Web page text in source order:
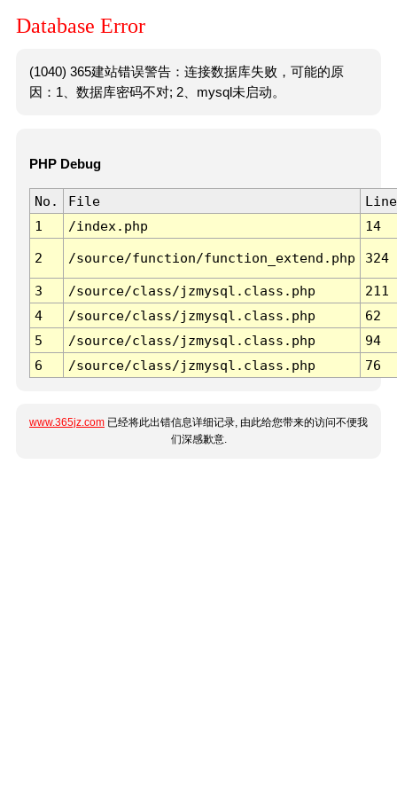
Database Error
(1040) 365建站错误警告：连接数据库失败，可能的原
因：1、数据库密码不对; 2、mysql未启动。
PHP Debug
No. File
Line
1
/index.php 14
2 /source/function/function_extend.php 324
3 /source/class/jzmysql.class.php
211
4
/source/class/jzmysql.class.php
62
5
/source/class/jzmysql.class.php
94
6
/source/class/jzmysql.class.php 76
www.365jz.com 已经将此出错信息详细记录, 由此给您带来的访问不便我
们深感歉意.